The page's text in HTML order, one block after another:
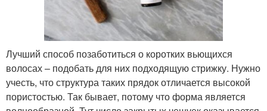
Лучший способ позаботиться о коротких вьющихся
волосах – подобать для них подходящую стрижку. Нужно
учесть, что структура таких прядок отличается высокой
пористостью. Так бывает, потому что форма является